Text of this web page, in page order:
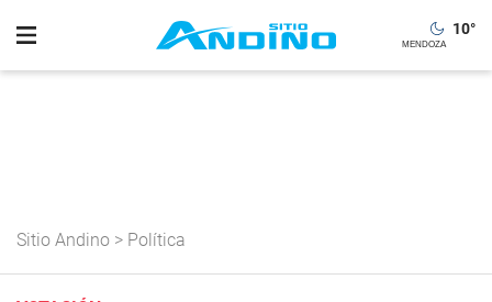
10°
Sitio Andino > Política